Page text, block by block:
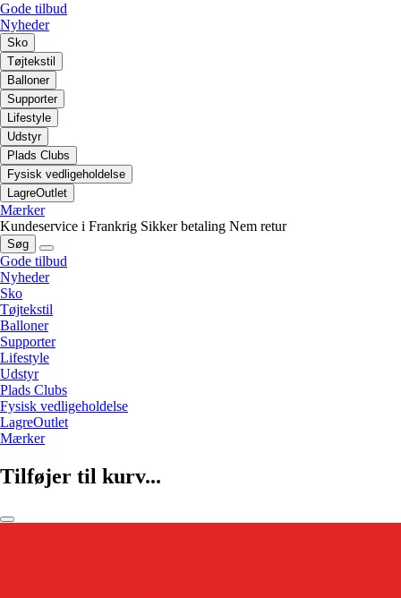
Gode tilbud
Nyheder
Sko
Tøjtekstil
Balloner
Supporter
Lifestyle
Udstyr
Plads Clubs
Fysisk vedligeholdelse
LagreOutlet
Mærker
Kundeservice i Frankrig Sikker betaling Nem retur
Søg
Gode tilbud
Nyheder
Sko
Tøjtekstil
Balloner
Supporter
Lifestyle
Udstyr
Plads Clubs
Fysisk vedligeholdelse
LagreOutlet
Mærker
Tilføjer til kurv...